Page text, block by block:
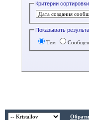
Критерии
Показывать
Тем